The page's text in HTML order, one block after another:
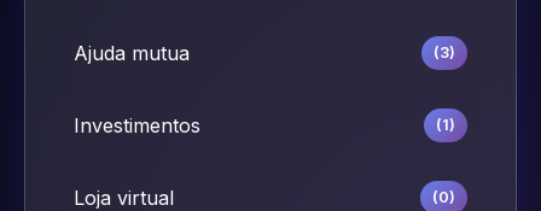
Ajuda mutua (3)
Investimentos (1)
Loja virtual (0)